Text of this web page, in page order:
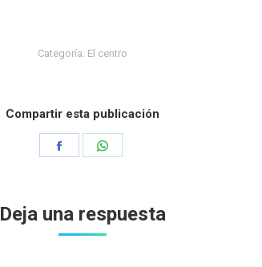
Categoría: El centro
Compartir esta publicación
Deja una respuesta